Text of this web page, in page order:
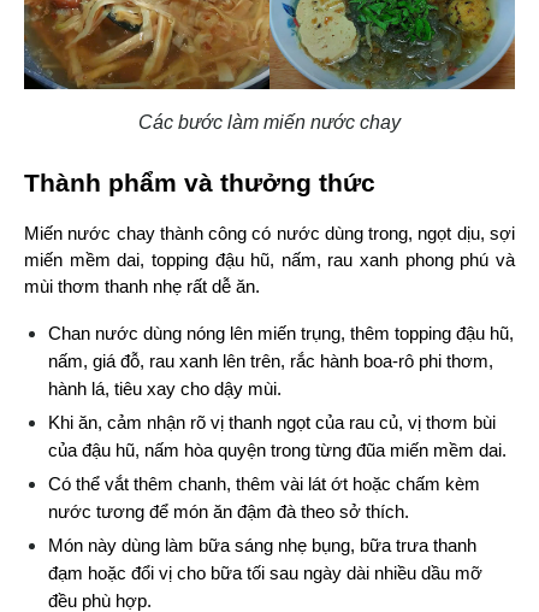
Các bước làm miến nước chay
Thành phẩm và thưởng thức
Miến nước chay thành công có nước dùng trong, ngọt dịu, sợi
miến mềm dai, topping đậu hũ, nấm, rau xanh phong phú và
mùi thơm thanh nhẹ rất dễ ăn.
Chan nước dùng nóng lên miến trụng, thêm topping đậu hũ,
nấm, giá đỗ, rau xanh lên trên, rắc hành boa-rô phi thơm,
hành lá, tiêu xay cho dậy mùi.
Khi ăn, cảm nhận rõ vị thanh ngọt của rau củ, vị thơm bùi
của đậu hũ, nấm hòa quyện trong từng đũa miến mềm dai.
Có thể vắt thêm chanh, thêm vài lát ớt hoặc chấm kèm
nước tương để món ăn đậm đà theo sở thích.
Món này dùng làm bữa sáng nhẹ bụng, bữa trưa thanh
đạm hoặc đổi vị cho bữa tối sau ngày dài nhiều dầu mỡ
đều phù hợp.